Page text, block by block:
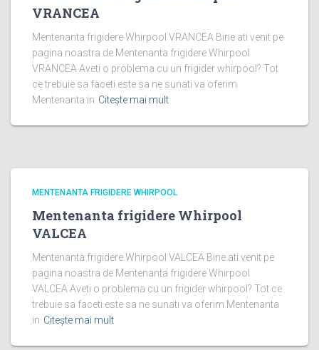
VRANCEA
Mentenanta frigidere Whirpool VRANCEA Bine ati venit pe
pagina noastra de Mentenanta frigidere Whirpool
VRANCEA Aveti o problema cu un frigider whirpool? Tot
ce trebuie sa faceti este sa ne sunati va oferim
Mentenanta in Citește mai mult
MENTENANTA FRIGIDERE WHIRPOOL
Mentenanta frigidere Whirpool
VALCEA
Mentenanta frigidere Whirpool VALCEA Bine ati venit pe
pagina noastra de Mentenanta frigidere Whirpool
VALCEA Aveti o problema cu un frigider whirpool? Tot ce
trebuie sa faceti este sa ne sunati va oferim Mentenanta
in Citește mai mult